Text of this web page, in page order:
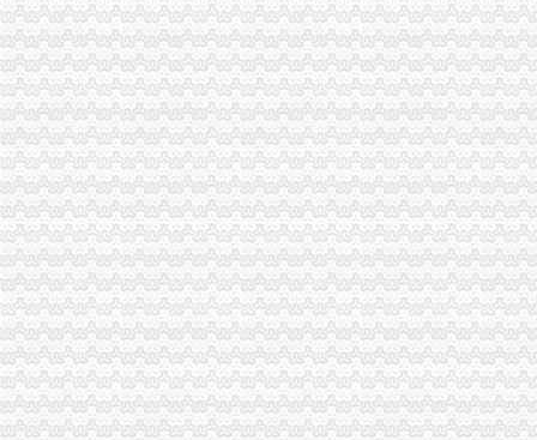
海关无纸化签约
山东口岸推进通关作业无纸化改革-中国金融信息网
我市企业减免所得税3.76亿元-拍拍贷官网_中国领先互联网金融P2P网
无纸化报关
提供宁波无纸化报关签约【今日推荐网-宁波物流运输】
无纸化报关要什么资料给报关行,报关行,诺金报关
电子口岸无纸化签约
我省2.7万余家企业可享受无纸化通关
内蒙古深化通关作业无纸化改革_国内新闻_大众网
重庆海关电话
今年上半年重庆海关ECFA货物通关西部第一-中新网
2015国考重庆海关暂缓录用公示-公务员复习辅导-文都网校
重庆海关在哪里
重庆“铁公水空”各口岸全面实现7*24小时通关
今天去重庆海关取货回来啦~~_ps4吧_百度贴吧
重庆海关注册登记
海关总署关于跨境贸易电子商务服务试点网购保税进口模式有关问题的